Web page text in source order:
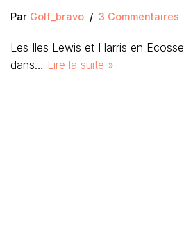
Par Golf_bravo 3 Commentaires
Les Iles Lewis et Harris en
dans… Lire la suite »